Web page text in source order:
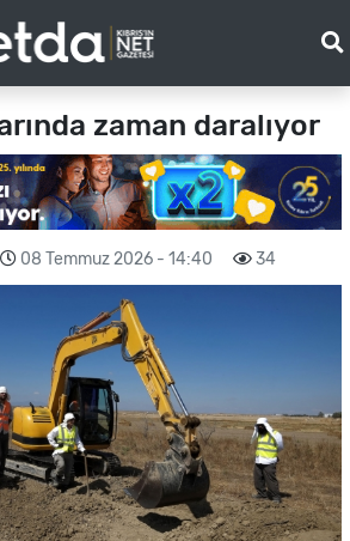
zaman daralıyor
08 Temmuz 2026 - 14:40 34